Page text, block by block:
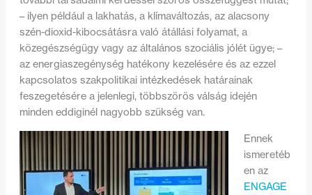
– ilyen például a lakhatás, a klímaváltozás, az alacsony
szén-dioxid-kibocsátásra való átállási folyamat, a
közegészségügy vagy az általános szociális jólét ügye; –
az energiaszegénység hatékony kezelésére és az ezzel
kapcsolatos szakpolitikai intézkedések határainak
feszegetésére a jelenlegi, többszörös válság idején
minden eddiginél nagyobb szükség van.
Ennek
ismeretéb
en az
ENGAGE